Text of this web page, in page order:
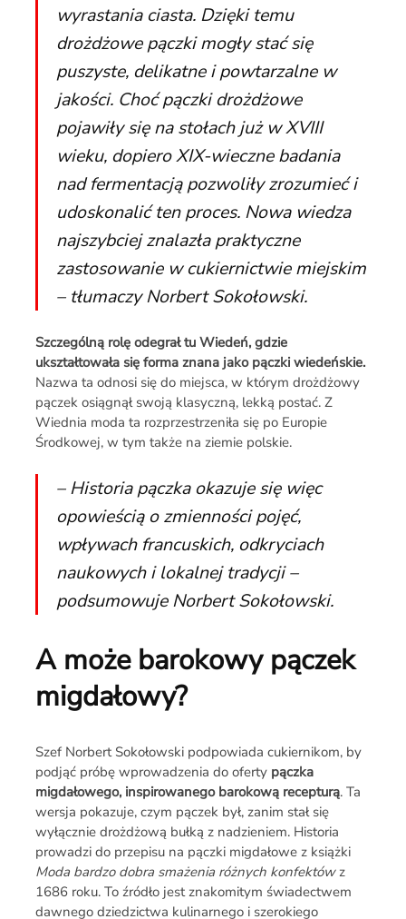
wyrastania ciasta. Dzięki temu
drożdżowe pączki mogły stać się
puszyste, delikatne i powtarzalne w
jakości. Choć pączki drożdżowe
pojawiły się na stołach już w XVIII
wieku, dopiero XIX-wieczne badania
nad fermentacją pozwoliły zrozumieć i
udoskonalić ten proces. Nowa wiedza
najszybciej znalazła praktyczne
zastosowanie w cukiernictwie miejskim
– tłumaczy Norbert Sokołowski.
Szczególną rolę odegrał tu Wiedeń, gdzie
ukształtowała się forma znana jako pączki wiedeńskie.
Nazwa ta odnosi się do miejsca, w którym drożdżowy
pączek osiągnął swoją klasyczną, lekką postać. Z
Wiednia moda ta rozprzestrzeniła się po Europie
Środkowej, w tym także na ziemie polskie.
– Historia pączka okazuje się więc
opowieścią o zmienności pojęć,
wpływach francuskich, odkryciach
naukowych i lokalnej tradycji –
podsumowuje Norbert Sokołowski.
A może barokowy pączek
migdałowy?
Szef Norbert Sokołowski podpowiada cukiernikom, by
podjąć próbę wprowadzenia do oferty pączka
migdałowego, inspirowanego barokową recepturą. Ta
wersja pokazuje, czym pączek był, zanim stał się
wyłącznie drożdżową bułką z nadzieniem. Historia
prowadzi do przepisu na pączki migdałowe z książki
Moda bardzo dobra smażenia różnych konfektówz
1686 roku. To źródło jest znakomitym świadectwem
dawnego dziedzictwa kulinarnego i szerokiego